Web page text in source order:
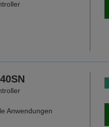
Anwendungen